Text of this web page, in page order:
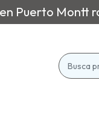
Puerto Montt